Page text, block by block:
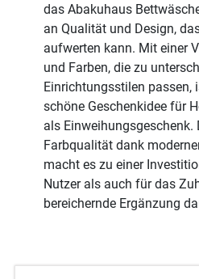
das Abakuhaus
an Qualität und Design,
aufwerten kann. Mit einer
und Farben, die zu
Einrichtungsstilen passen,
schöne Geschenkidee für
als Einweihungsgeschenk.
Farbqualität dank
macht es zu einer
Nutzer als auch für das
bereichernde Ergänzung